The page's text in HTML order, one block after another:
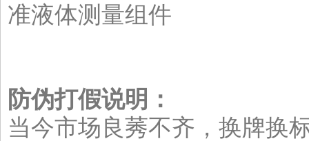
准液体测量组件
防伪打假说明 ：
当今市场良莠不齐，换牌换